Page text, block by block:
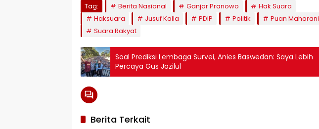
Tag: Berita Nasional Ganjar Pranowo
Hak Suara
Haksuara
Jusuf Kalla PDIP Politik
Puan Maharani
Suara Rakyat
Soal Prediksi Lembaga Survei, Anies Baswedan: Saya Lebih
Percaya Gus Jazilul
Berita Terkait